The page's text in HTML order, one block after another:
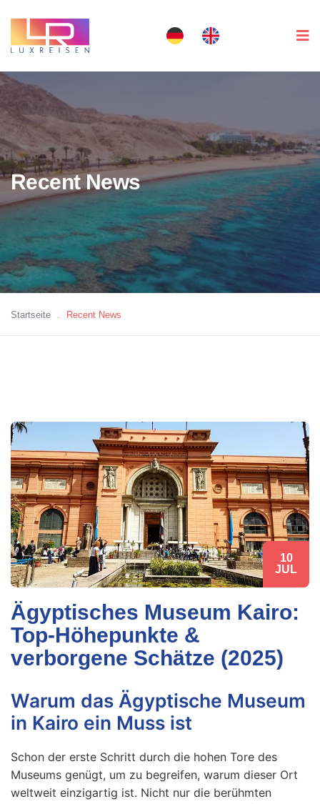
Recent News
Startseite . Recent News
10
JUL
Ägyptisches Museum Kairo:
Top-Höhepunkte &
verborgene Schätze (2025)
Warum das Ägyptische Museum
in Kairo ein Muss ist
Schon der erste Schritt durch die hohen Tore des
Museums genügt, um zu begreifen, warum dieser Ort
weltweit einzigartig ist. Nicht nur die berühmten